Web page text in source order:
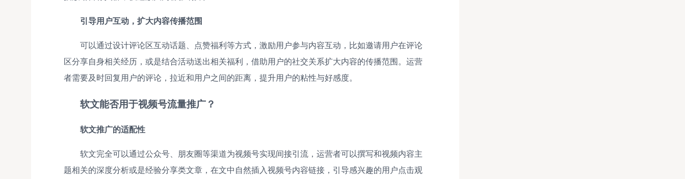
引导用户互动，扩大内容传播范围
可以通过设计评论区互动话题、点赞福利等方式，激励用户参与内容互动，比如邀请用户在评论
区分享自身相关经历，或是结合活动送出相关福利，借助用户的社交关系扩大内容的传播范围。运营
者需要及时回复用户的评论，拉近和用户之间的距离，提升用户的粘性与好感度。
软文能否用于视频号流量推广？
软文推广的适配性
软文完全可以通过公众号、朋友圈等渠道为视频号实现间接引流，运营者可以撰写和视频内容主
题相关的深度分析或是经验分享类文章，在文中自然插入视频号内容链接，引导感兴趣的用户点击观